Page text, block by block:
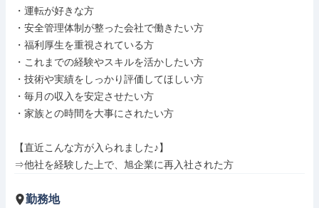
・運転が好きな方
・安全管理体制が整った会社で働きたい方
・福利厚生を重視されている方
・これまでの経験やスキルを活かしたい方
・技術や実績をしっかり評価してほしい方
・毎月の収入を安定させたい方
・家族との時間を大事にされたい方
【直近こんな方が入られました♪】
⇒他社を経験した上で、旭企業に再入社された方
勤務地